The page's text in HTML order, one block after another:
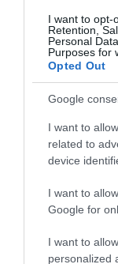
I want to opt-
Retention,
Personal
Purposes for
Opted Out
Google
I want to
related to
device
I want to
Google for
I want to
personalized
Winterse fog
ezen a ponton
albumai közt
kislemezt, de
pedig inkább
(Forrás:Variety)
KANYE WEST
ALBUM